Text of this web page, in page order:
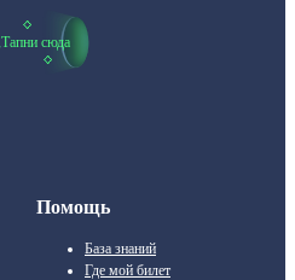
Тапни сюда
Помощь
База знаний
Где мой билет